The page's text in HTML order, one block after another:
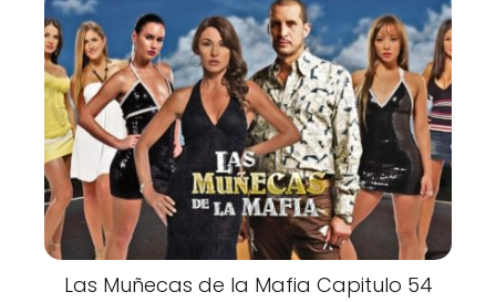
Las Muñecas de la Mafia Capitulo 54